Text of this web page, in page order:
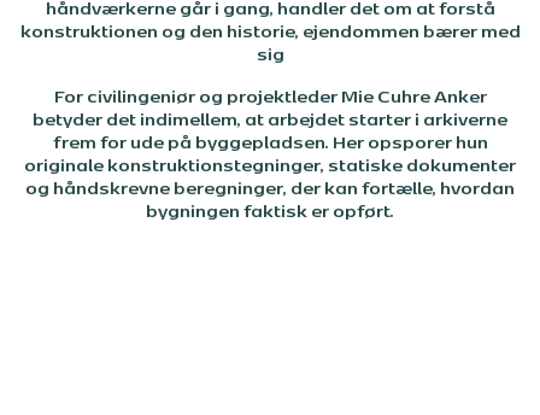
håndværkerne går i gang, handler det om at forstå
konstruktionen og den historie, ejendommen bærer med
sig
For civilingeniør og projektleder Mie Cuhre Anker
betyder det indimellem, at arbejdet starter i arkiverne
frem for ude på byggepladsen. Her opsporer hun
originale konstruktionstegninger, statiske dokumenter
og håndskrevne beregninger, der kan fortælle, hvordan
bygningen faktisk er opført.